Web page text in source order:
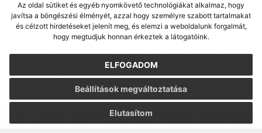
Az oldal sütiket és egyéb nyomkövető technológiákat alkalmaz, hogy
javítsa a böngészési élményét, azzal hogy személyre szabott tartalmakat
és célzott hirdetéseket jelenít meg, és elemzi a weboldalunk forgalmát,
hogy megtudjuk honnan érkeztek a látogatóink.
ELFOGADOM
Elutasítom
Beállítások megváltoztatása
használja ki a legfrissebb információk követését az RSS funkcióval,
ECHELON 2 CMS rendszer (tartalomkezelő rendszer),Honlaptérkép
Internetes portál, webhosting,webex.digital, s.r.o.,Domain-ek
A legutolsó frissítés időpontja:31.07.2026
Nyomtatás|Hozzáférési nyilatkozat